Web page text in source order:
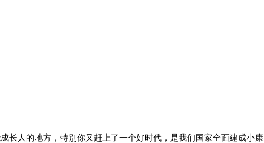
长人的地方，特别你又赶上了一个好时代，是我们国家全面建成小康